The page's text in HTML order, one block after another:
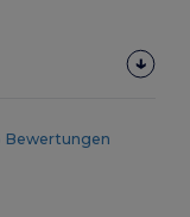
Bewertungen